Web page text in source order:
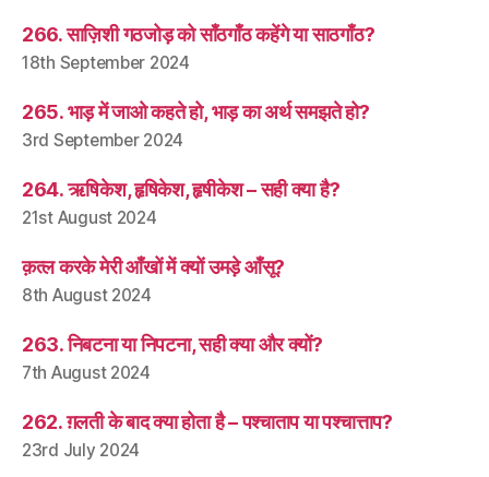
266. साज़िशी गठजोड़ को साँठगाँठ कहेंगे या साठगाँठ?
18th September 2024
265. भाड़ में जाओ कहते हो, भाड़ का अर्थ समझते हो?
3rd September 2024
264. ऋषिकेश, हृषिकेश, हृषीकेश – सही क्या है?
21st August 2024
क़त्ल करके मेरी आँखों में क्यों उमड़े आँसू?
8th August 2024
263. निबटना या निपटना, सही क्या और क्यों?
7th August 2024
262. ग़लती के बाद क्या होता है – पश्चाताप या पश्चात्ताप?
23rd July 2024